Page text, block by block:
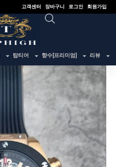
고객센터 장바구니 로그인 회원가입
탑티어 향수[프리미엄] 리뷰